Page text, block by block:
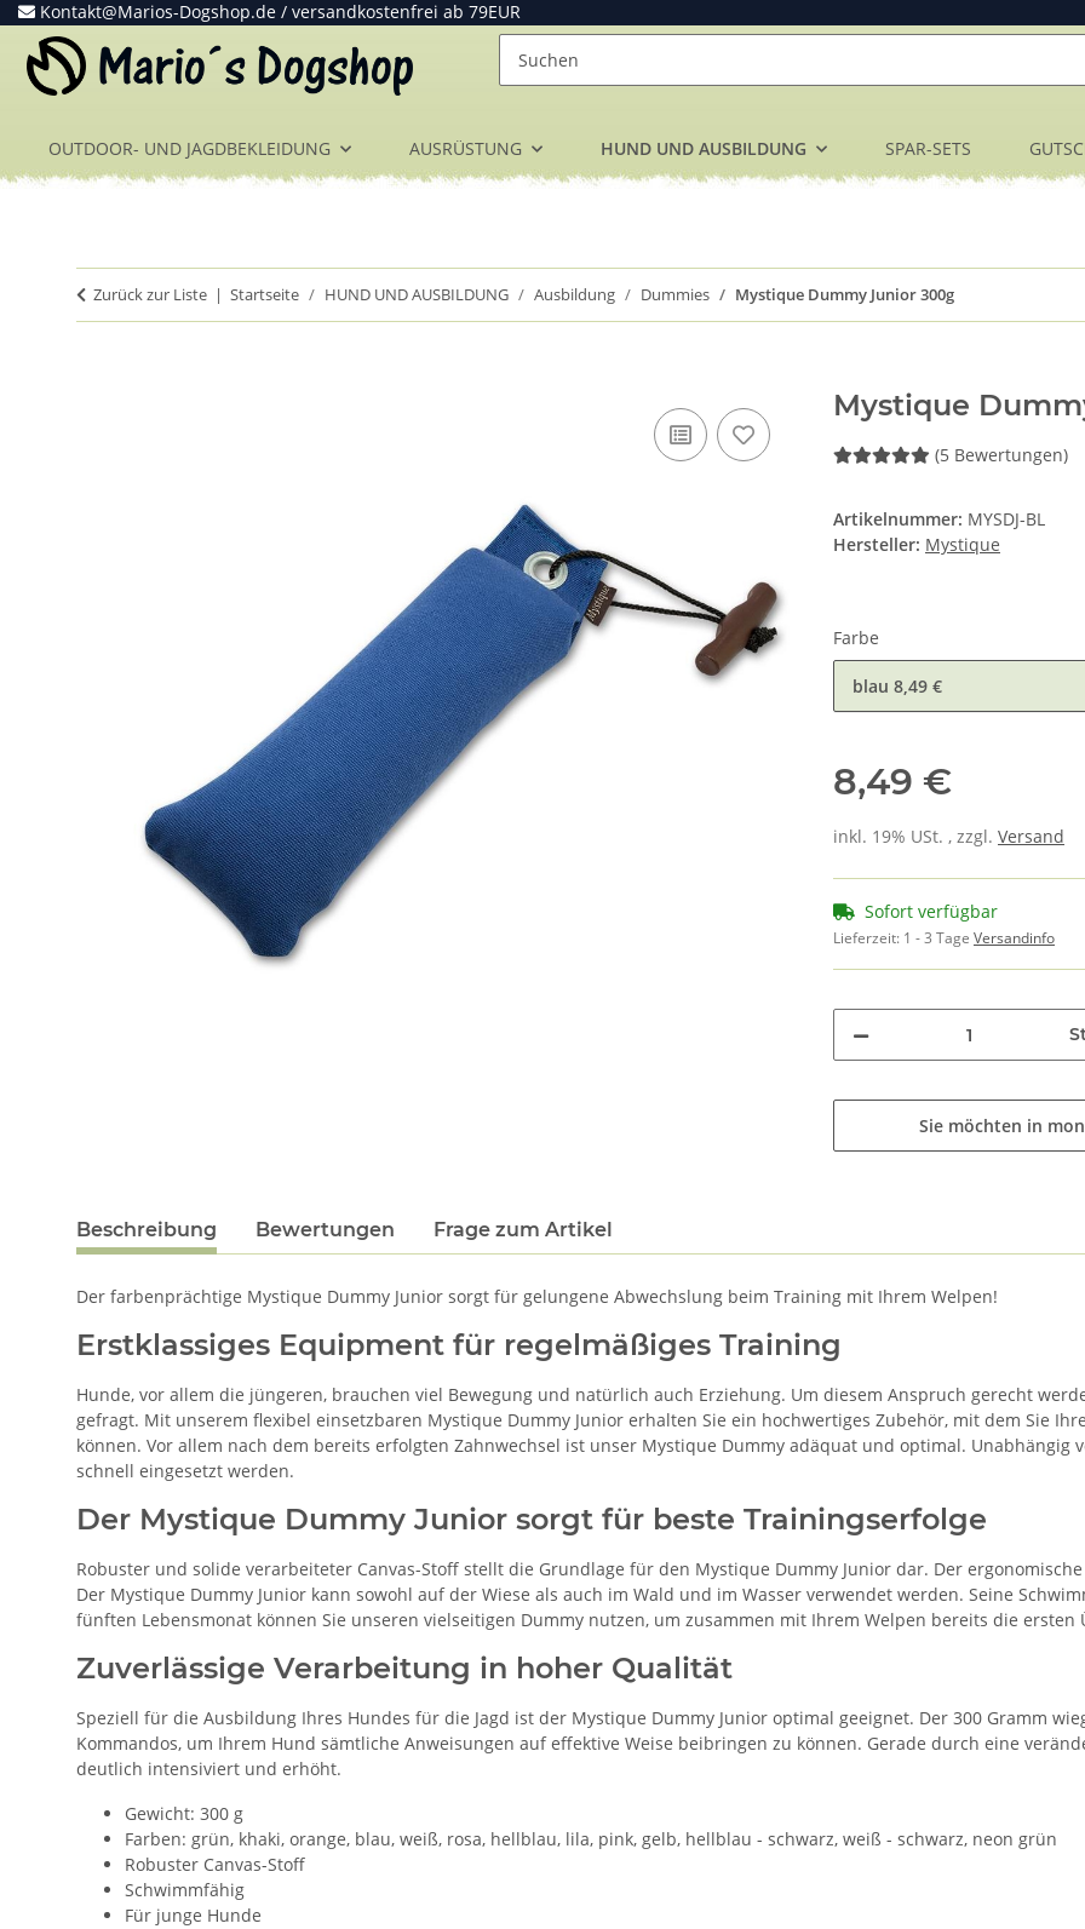
Kontakt@Marios-Dogshop.de / versandkostenfrei ab 79EUR
OUTDOOR- UND JAGDBEKLEIDUNG AUSRÜSTUNG HUND UND AUSBILDUNG SPAR-SETS
Zurück zur Liste Startseite HUND UND AUSBILDUNG Ausbildung Dummies Mystique Dummy Junior 300g
Mystique
(5 Bewertungen)
Artikelnummer: MYSDJ-BL
Hersteller: Mystique
Farbe
blau 8,49 €
8,49 €
inkl. 19% USt. , zzgl. Versand
Sofort verfügbar
Lieferzeit: 1 - 3 Tage Versandinfo
Sie möchten in
Beschreibung Bewertungen Frage zum Artikel
Der farbenprächtige Mystique Dummy Junior sorgt für gelungene Abwechslung beim Training mit Ihrem Welpen!
Erstklassiges Equipment für regelmäßiges Training
Hunde, vor allem die jüngeren, brauchen viel Bewegung und natürlich auch Erziehung. Um diesem Anspruch gerecht
gefragt. Mit unserem flexibel einsetzbaren Mystique Dummy Junior erhalten Sie ein hochwertiges Zubehör, mit dem Sie
können. Vor allem nach dem bereits erfolgten Zahnwechsel ist unser Mystique Dummy adäquat und optimal.
schnell eingesetzt werden.
Der Mystique Dummy Junior sorgt für beste Trainingserfolge
Robuster und solide verarbeiteter Canvas-Stoff stellt die Grundlage für den Mystique Dummy Junior dar. Der
Der Mystique Dummy Junior kann sowohl auf der Wiese als auch im Wald und im Wasser verwendet werden. Seine
fünften Lebensmonat können Sie unseren vielseitigen Dummy nutzen, um zusammen mit Ihrem Welpen bereits die
Zuverlässige Verarbeitung in hoher Qualität
Speziell für die Ausbildung Ihres Hundes für die Jagd ist der Mystique Dummy Junior optimal geeignet. Der 300 Gramm
Kommandos, um Ihrem Hund sämtliche Anweisungen auf effektive Weise beibringen zu können. Gerade durch eine
deutlich intensiviert und erhöht.
Gewicht: 300 g
Farben: grün, khaki, orange, blau, weiß, rosa, hellblau, lila, pink, gelb, hellblau - schwarz, weiß - schwarz, neon grün
Robuster Canvas-Stoff
Schwimmfähig
Für junge Hunde